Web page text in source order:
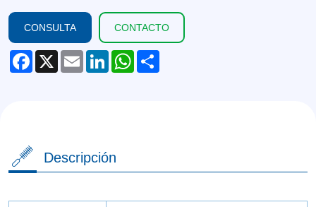
CONSULTA CONTACTO
Facebook
X Email LinkedInWhatsApp
Descripción